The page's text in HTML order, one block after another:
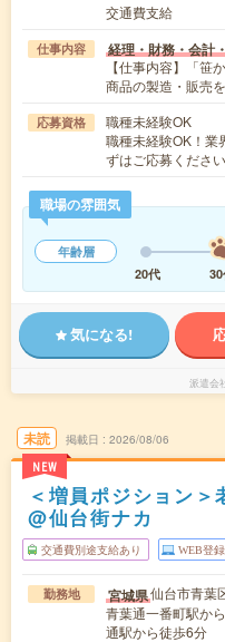
交通費支給
仕事内容 経理・財務・会計
【仕事内容】「笹
商品の製造・販売
応募資格
職種未経験OK
職種未経験OK！業
ずはご応募くださ
職場の雰囲気
年齢層
20代
気になる!
派遣会
未読
NEW
掲載日 2026/08/06
＜増員ポジション
@仙台街ナカ
交通費別途支給あり WEB登
勤務地 宮城県仙台市青葉
青葉通一番町駅か
通駅から徒歩6分